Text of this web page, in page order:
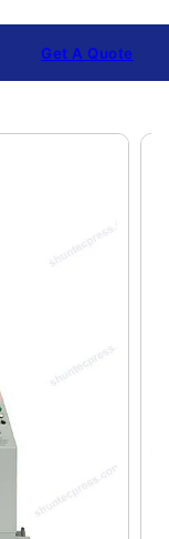
Get A Quote